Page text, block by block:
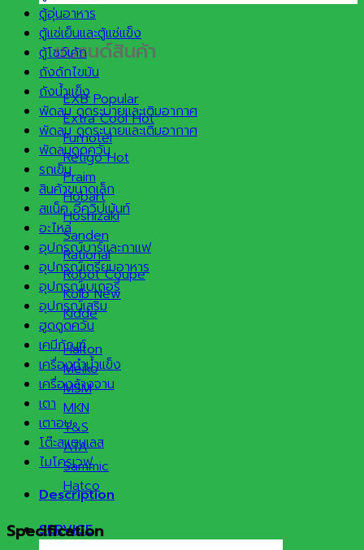
แบรนด์สินค้า
EXB
Extra Cool
Furnotel
Retigo
Praim
Hobart
Hoshizaki
Sanden
Rational
Robot Coupe
Kolb
Kidde
Halton
Meiko
MSM
MKN
T&S
ATA
Sammic
Hatco
SERVICE
ตู้อุ่นอาหาร
ตู้แช่เย็นและตู้แช่แข็ง
ตู้โชว์เค้ก
ถังดักไขมัน
ถังน้ำแข็ง
พัดลม ดูดระบายและเติมอากาศ
พัดลม ดูดระบายและเติมอากาศ
พัดลมดูดควัน
รถเข็น
สินค้าขนาดเล็ก
สแน็ค อีควิปเม้นท์
อะไหล่
อุปกรณ์บาร์และกาแฟ
อุปกรณ์เตรียมอาหาร
อุปกรณ์เบเกอรี่
อุปกรณ์เสริม
ฮูดดูดควัน
เคมีภัณฑ์
เครื่องทำน้ำแข็ง
เครื่องล้างจาน
เตา
เตาอบ
โต๊ะสแตนเลส
ไมโครเวฟ
Description
Specification